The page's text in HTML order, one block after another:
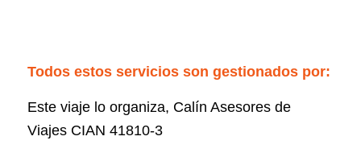
Todos estos servicios son gestionados por:
Este viaje lo organiza, Calín Asesores de
Viajes CIAN 41810-3